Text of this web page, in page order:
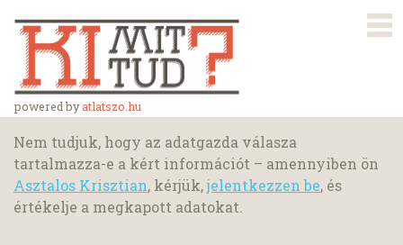
powered byatlatszo.hu
Nem tudjuk, hogy az adatgazda válasza
tartalmazza-e a kért információt – amennyiben ön
Asztalos Krisztian, kérjük,jelentkezzen be, és
értékelje a megkapott adatokat.